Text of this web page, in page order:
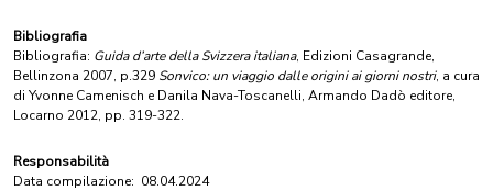
Bibliografia
Bibliografia: Guida d’arte della Svizzera italiana, Edizioni Casagrande,
Bellinzona 2007, p.329 Sonvico: un viaggio dalle origini ai giorni nostri, a cura
di Yvonne Camenisch e Danila Nava-Toscanelli, Armando Dadò editore,
Locarno 2012, pp. 319-322.
Responsabilità
Data compilazione: 08.04.2024